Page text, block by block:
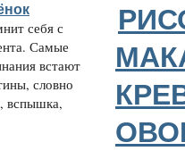
себя с
Самые
встают
словно
вспышка,